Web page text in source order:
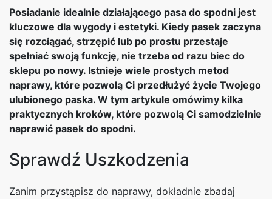
Posiadanie idealnie działającego pasa do spodni jest
kluczowe dla wygody i estetyki. Kiedy pasek zaczyna
się rozciągać, strzępić lub po prostu przestaje
spełniać swoją funkcję, nie trzeba od razu biec do
sklepu po nowy. Istnieje wiele prostych metod
naprawy, które pozwolą Ci przedłużyć życie Twojego
ulubionego paska. W tym artykule omówimy kilka
praktycznych kroków, które pozwolą Ci samodzielnie
naprawić pasek do spodni.
Sprawdź Uszkodzenia
Zanim przystąpisz do naprawy, dokładnie zbadaj